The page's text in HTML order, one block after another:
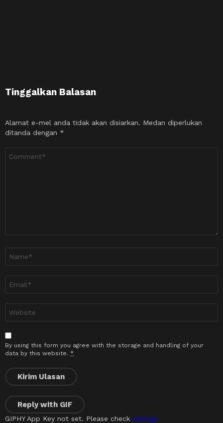
Tinggalkan Balasan
Alamat e-mel anda tidak akan disiarkan. Medan diperlukan
ditanda dengan *
sesawang
By using this form you agree with the storage and handling of your
data by this website. *
Kirim Ulasan
Reply with GIF
GIPHY App Key not set. Please check settings